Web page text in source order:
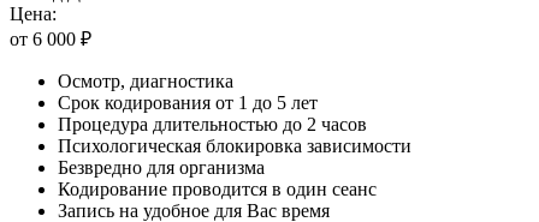
Цена:
от 6 000 ₽
Осмотр, диагностика
Срок кодирования от 1 до 5 лет
Процедура длительностью до 2 часов
Психологическая блокировка зависимости
Безвредно для организма
Кодирование проводится в один сеанс
Запись на удобное для Вас время